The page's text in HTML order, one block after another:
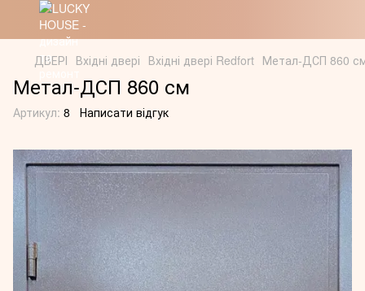
ДВЕРІ Вхідні двері Вхідні двері Redfort Метал-ДСП 860
Метал-ДСП 860 см
Артикул: 8 Написати відгук